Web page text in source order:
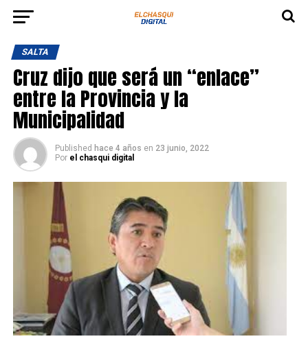
SALTA
Cruz dijo que será un “enlace”
entre la Provincia y la
Municipalidad
Published hace 4 años en 23 junio, 2022
Por el chasqui digital